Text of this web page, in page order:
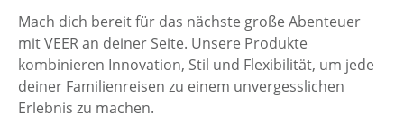
Mach dich bereit für das nächste große Abenteuer
mit VEER an deiner Seite. Unsere Produkte
kombinieren Innovation, Stil und Flexibilität, um jede
deiner Familienreisen zu einem unvergesslichen
Erlebnis zu machen.